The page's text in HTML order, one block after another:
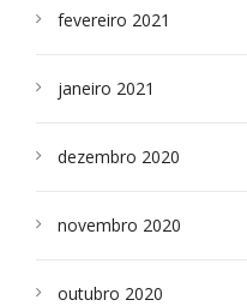
fevereiro 2021
janeiro 2021
dezembro 2020
novembro 2020
outubro 2020